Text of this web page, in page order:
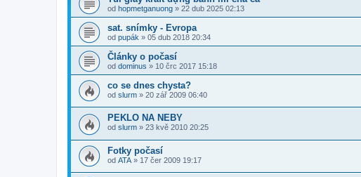
od hopmetganuong » 22 dub 2025 02:13
sat. snímky - Evropa
od pupák » 05 dub 2018 20:34
Články o počasí
od dominus » 10 črc 2017 15:18
co se dnes chysta?
od slurm » 20 zář 2009 06:40
PEKLO NA NEBY
od slurm » 23 kvě 2010 20:25
Fotky počasí
od ATA » 17 čer 2009 19:17